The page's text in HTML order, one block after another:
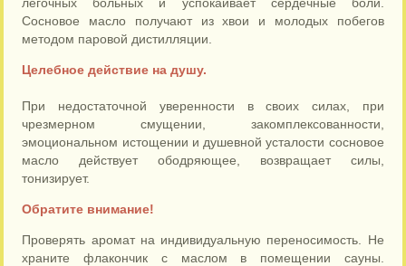
Сосновое масло получают из хвои и молодых побегов
методом паровой дистилляции.
Целебное действие на душу.
При недостаточной уверенности в своих силах, при
чрезмерном смущении, закомплексованности,
эмоциональном истощении и душевной усталости сосновое
масло действует ободряющее, возвращает силы,
тонизирует.
Обратите внимание!
Проверять аромат на индивидуальную переносимость. Не
храните флакончик с маслом в помещении сауны.